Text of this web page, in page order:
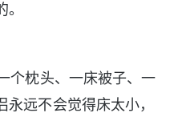
枕头、一床被子、一
远不会觉得床太小，